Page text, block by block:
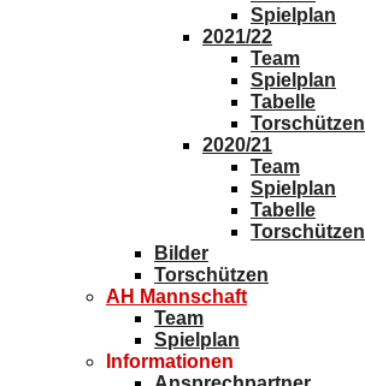
Spielplan
2021/22
Team
Spielplan
Tabelle
Torschützen
2020/21
Team
Spielplan
Tabelle
Torschützen
Bilder
Torschützen
AH Mannschaft
Team
Spielplan
Informationen